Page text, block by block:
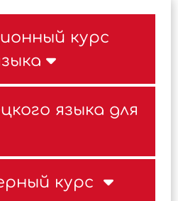
курс
языка для
курс